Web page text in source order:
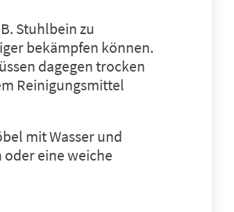
Stuhlbein zu
bekämpfen können.
dagegen trocken
Reinigungsmittel
mit Wasser und
eine weiche